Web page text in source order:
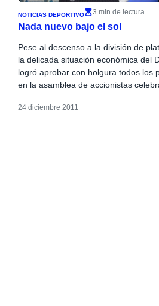
NOTICIAS DEPORTIVO 3 min de lectura
Nada nuevo bajo el sol
Pese al descenso a la división de
la delicada situación económica del
logró aprobar con holgura todos los
en la asamblea de accionistas
24 diciembre 2011